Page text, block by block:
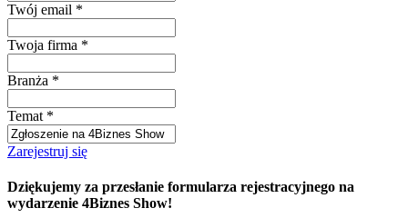
Twój email *
Twoja firma *
Branża *
Temat *
Zarejestruj się
Dziękujemy za przesłanie formularza rejestracyjnego na
wydarzenie 4Biznes Show!